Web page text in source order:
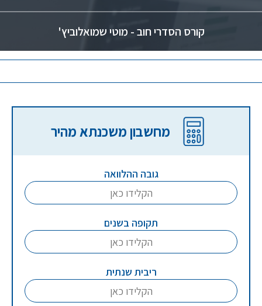
קורס הסדרי חוב - מוטי שמואלוביץ'
מחשבון משכנתא מהיר
גובה ההלוואה
תקופה בשנים
ריבית שנתית